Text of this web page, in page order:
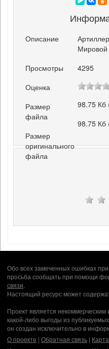
Описание
Просмотры
4295
Оценка
Размер
файла
98.75 Кб
Размер
оригинального
файла
98.75 Кб
Обо всех замеченных ошибках
просьба сообщать при помощи
связи.
Настоящий ресурс может
Проект является
какой-либо выгоды из
он создан исключительно в
О проекте | Обратная связь |